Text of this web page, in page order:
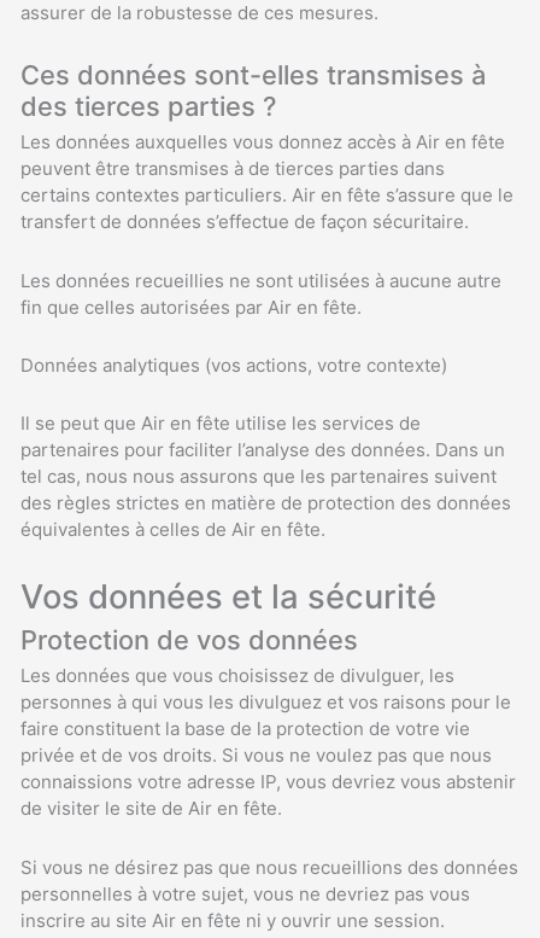
assurer de la robustesse de ces mesures.
Ces données sont-elles transmises à
des tierces parties ?
Les données auxquelles vous donnez accès à Air en fête
peuvent être transmises à de tierces parties dans
certains contextes particuliers. Air en fête s’assure que le
transfert de données s’effectue de façon sécuritaire.
Les données recueillies ne sont utilisées à aucune autre
fin que celles autorisées par Air en fête.
Données analytiques (vos actions, votre contexte)
Il se peut que Air en fête utilise les services de
partenaires pour faciliter l’analyse des données. Dans un
tel cas, nous nous assurons que les partenaires suivent
des règles strictes en matière de protection des données
équivalentes à celles de Air en fête.
Vos données et la sécurité
Protection de vos données
Les données que vous choisissez de divulguer, les
personnes à qui vous les divulguez et vos raisons pour le
faire constituent la base de la protection de votre vie
privée et de vos droits. Si vous ne voulez pas que nous
connaissions votre adresse IP, vous devriez vous abstenir
de visiter le site de Air en fête.
Si vous ne désirez pas que nous recueillions des données
personnelles à votre sujet, vous ne devriez pas vous
inscrire au site Air en fête ni y ouvrir une session.